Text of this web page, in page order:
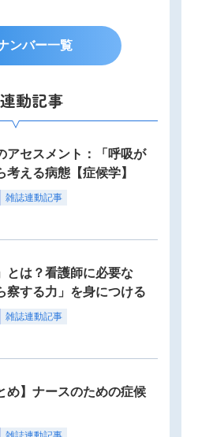
ンバー一覧
動記事
アセスメント：「呼吸が
考える病態【症候学】
雑誌連動記事
とは？看護師に必要な
察する力」を身につける
雑誌連動記事
め】ナースのための症候